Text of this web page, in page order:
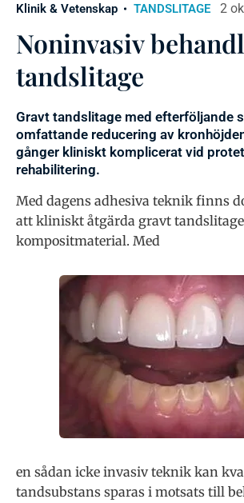
Klinik & Vetenskap TANDSLITAGE 2
Noninvasiv
tandslitage
Gravt tandslitage med efterföljande
omfattande reducering av
gånger kliniskt komplicerat vid
rehabilitering.
Med dagens adhesiva teknik finns
att kliniskt åtgärda gravt
kompositmaterial. Med
en sådan icke invasiv teknik kan
tandsubstans sparas i motsats till